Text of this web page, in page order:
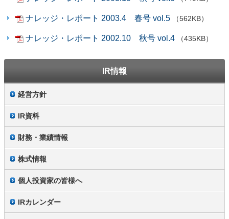
IR情報
経営方針
IR資料
財務・業績情報
株式情報
個人投資家の皆様へ
IRカレンダー
ナレッジ・レポート 2003.4 春号 vol.5 （562KB）
ナレッジ・レポート 2002.10 秋号 vol.4 （435KB）